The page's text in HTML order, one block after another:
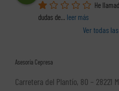
He
dudas de... leer más
Ver todas
Asesoría Cepresa
Carretera del Plantío, 80 – 28221